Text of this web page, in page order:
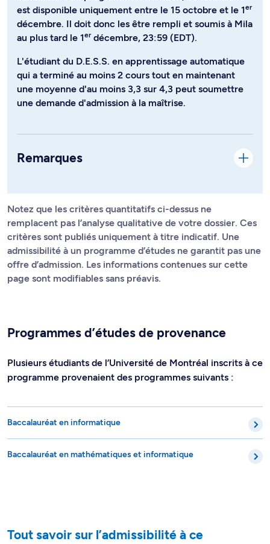
est disponible uniquement entre le 15 octobre et le 1er
décembre. Il doit donc les être rempli et soumis à Mila
au plus tard le 1erdécembre, 23:59 (EDT).
L'étudiant du D.E.S.S. en apprentissage automatique
qui a terminé au moins 2 cours tout en maintenant
une moyenne d'au moins 3,3 sur 4,3 peut soumettre
une demande d'admission à la maîtrise.
Remarques
Notez que les critères quantitatifs ci-dessus ne
remplacent pas l’analyse qualitative de votre dossier. Ces
critères sont publiés uniquement à titre indicatif. Une
admissibilité à un programme d’études ne garantit pas une
offre d’admission. Les informations contenues sur cette
page sont modifiables sans préavis.
Programmes d’études de provenance
Plusieurs étudiants de l’Université de Montréal inscrits à ce
programme provenaient des programmes suivants :
Baccalauréat en informatique
Baccalauréat en mathématiques et informatique
Tout savoir sur l’admissibilité à ce